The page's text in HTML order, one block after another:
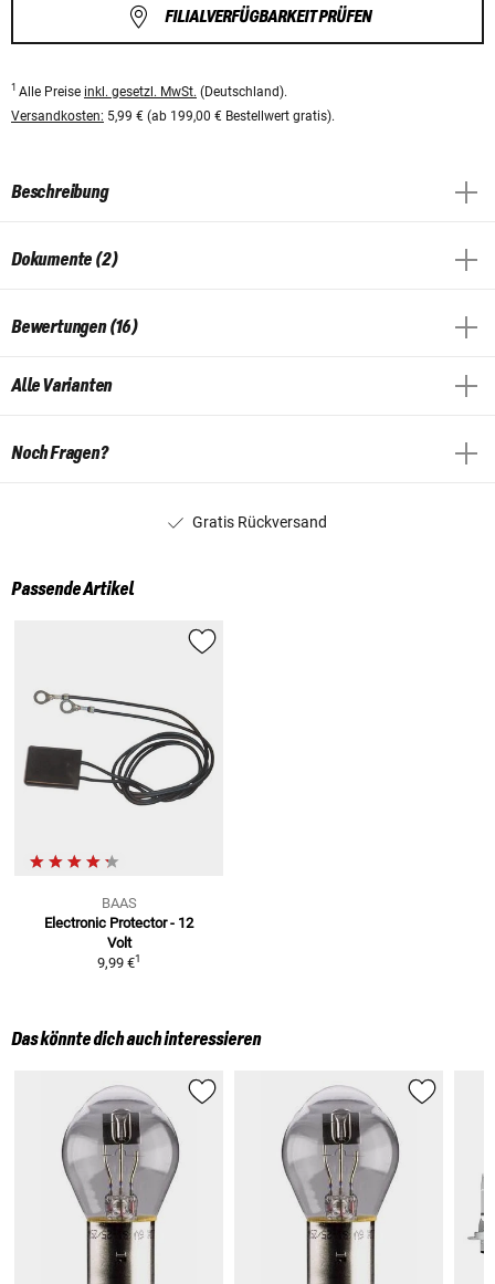
FILIALVERFÜGBARKEIT PRÜFEN
1 Alle Preise inkl. gesetzl. MwSt. (Deutschland).
Versandkosten: 5,99 € (ab 199,00 € Bestellwert gratis).
Beschreibung
Dokumente (2)
Bewertungen (16)
Alle Varianten
Noch Fragen?
Gratis Rückversand
Passende Artikel
BAAS
Electronic Protector - 12
Volt
9,99 €1
Das könnte dich auch interessieren